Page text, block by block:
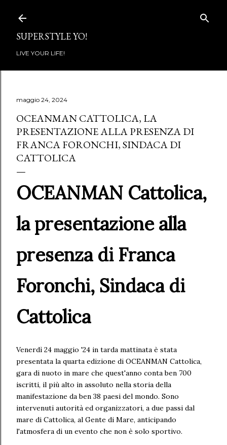
SUPERSTYLE YO!
LIVE YOUR LIFE!
maggio 24, 2024
OCEANMAN CATTOLICA, LA
PRESENTAZIONE ALLA PRESENZA DI
FRANCA FORONCHI, SINDACA DI
CATTOLICA
OCEANMAN Cattolica,
la presentazione alla
presenza di Franca
Foronchi, Sindaca di
Cattolica
Venerdì 24 maggio '24 in tarda mattinata è stata
presentata la quarta edizione di OCEANMAN Cattolica,
gara di nuoto in mare che quest'anno conta ben 700
iscritti, il più alto in assoluto nella storia della
manifestazione da ben 38 paesi del mondo. Sono
intervenuti autorità ed organizzatori, a due passi dal
mare di Cattolica, al Gente di Mare, anticipando
l'atmosfera di un evento che non è solo sportivo.